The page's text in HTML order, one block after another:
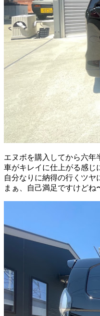
エヌボを購入してから六年
車がキレイに仕上がる感じ
自分なりに納得の行くツヤ
まぁ、自己満足ですけどね